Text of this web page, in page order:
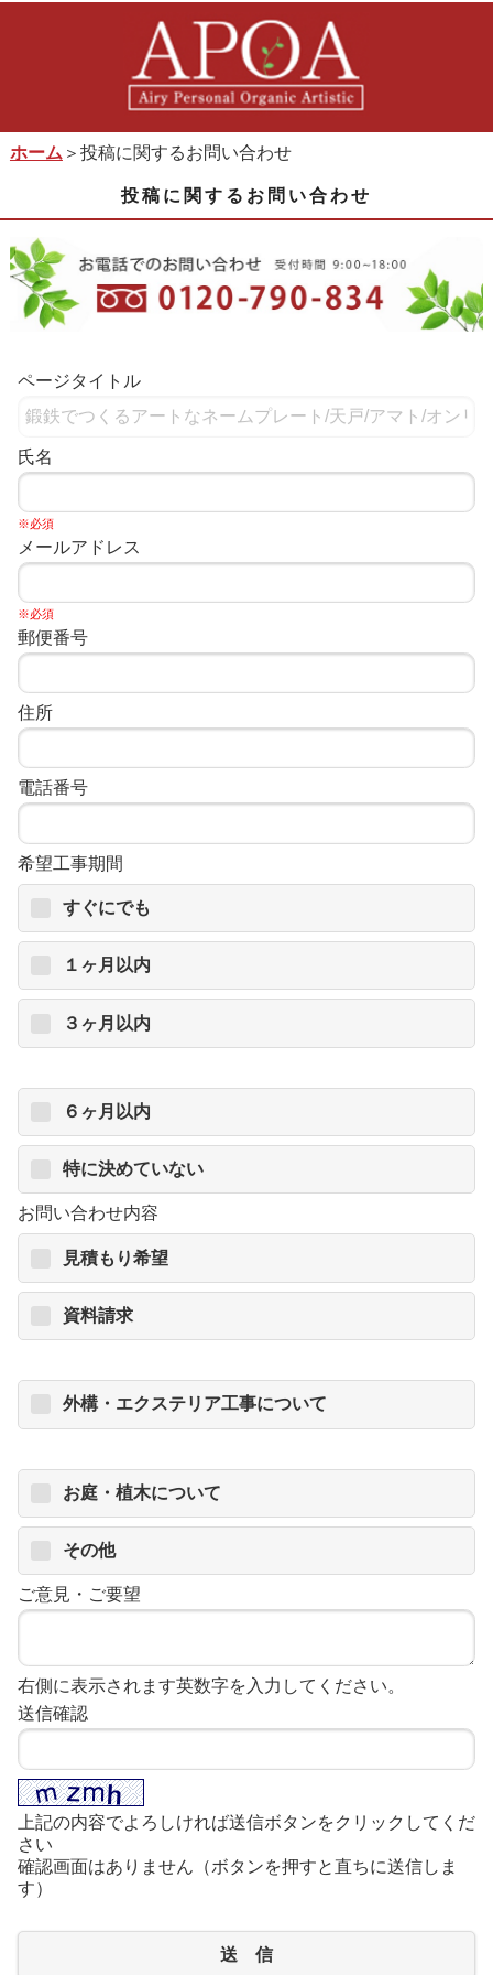
ホーム ＞投稿に関するお問い合わせ
投稿に関するお問い合わせ
ページタイトル
氏名
※必須
メールアドレス
※必須
郵便番号
住所
電話番号
希望工事期間
すぐにでも
１ヶ月以内
３ヶ月以内
６ヶ月以内
特に決めていない
お問い合わせ内容
見積もり希望
資料請求
外構・エクステリア工事について
お庭・植木について
その他
ご意見・ご要望
右側に表示されます英数字を入力してください。
送信確認
上記の内容でよろしければ送信ボタンをクリックしてくだ
さい
確認画面はありません（ボタンを押すと直ちに送信しま
す）
送 信